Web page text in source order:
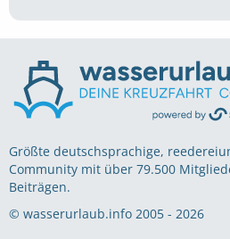
Größte deutschsprachige,
Community mit über 79.500
Beiträgen.
© wasserurlaub.info 2005 - 2026